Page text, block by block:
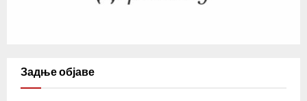
Задње објаве